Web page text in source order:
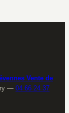
Vente de
— 04 66 24 37